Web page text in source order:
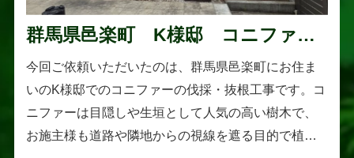
群馬県邑楽町 K様邸 コニファー
伐採・抜根工事
今回ご依頼いただいたのは、群馬県邑楽町にお住ま
いのK様邸でのコニファーの伐採・抜根工事です。コ
ニファーは目隠しや生垣として人気の高い樹木で、
お施主様も道路や隣地からの視線を遮る目的で植え